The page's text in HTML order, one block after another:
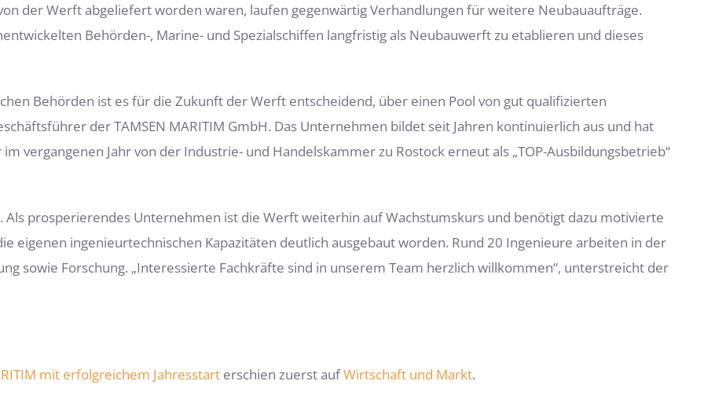
der Werft abgeliefert worden waren, laufen gegenwärtig Verhandlungen für weitere Neubauaufträge.
Behörden-, Marine- und Spezialschiffen langfristig als Neubauwerft zu etablieren und dieses
Behörden ist es für die Zukunft der Werft entscheidend, über einen Pool von gut qualifizierten
der TAMSEN MARITIM GmbH. Das Unternehmen bildet seit Jahren kontinuierlich aus und hat
vergangenen Jahr von der Industrie- und Handelskammer zu Rostock erneut als „TOP-Ausbildungsbetrieb“
Als prosperierendes Unternehmen ist die Werft weiterhin auf Wachstumskurs und benötigt dazu motivierte
eigenen ingenieurtechnischen Kapazitäten deutlich ausgebaut worden. Rund 20 Ingenieure arbeiten in der
sowie Forschung. „Interessierte Fachkräfte sind in unserem Team herzlich willkommen“, unterstreicht der
mit erfolgreichem Jahresstart erschien zuerst aufWirtschaft und Markt.